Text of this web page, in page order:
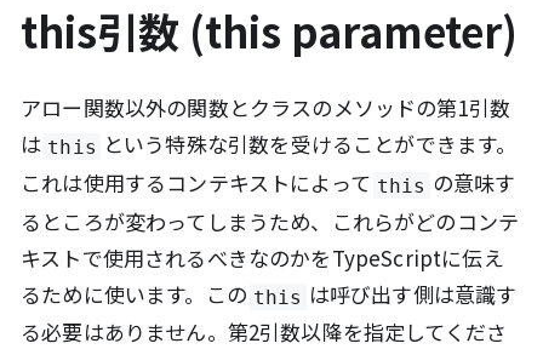
this引数 (this parameter)
アロー関数以外の関数とクラスのメソッドの第1引数
は this という特殊な引数を受けることができます。
これは使用するコンテキストによって this の意味す
るところが変わってしまうため、これらがどのコンテ
キストで使用されるべきなのかをTypeScriptに伝え
るために使います。この this は呼び出す側は意識す
る必要はありません。第2引数以降を指定してくださ